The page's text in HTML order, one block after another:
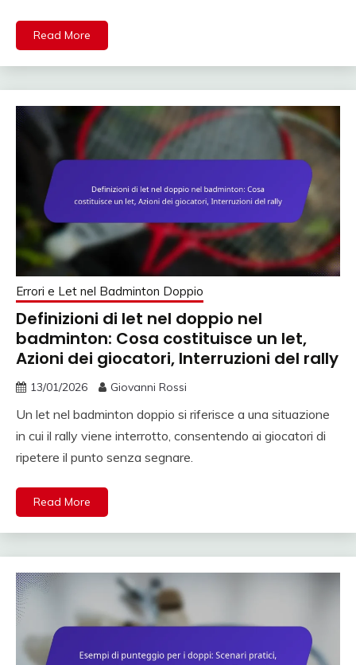
Read More
Errori e Let nel Badminton Doppio
Definizioni di let nel doppio nel
badminton: Cosa costituisce un let,
Azioni dei giocatori, Interruzioni del rally
13/01/2026 Giovanni Rossi
Un let nel badminton doppio si riferisce a una situazione
in cui il rally viene interrotto, consentendo ai giocatori di
ripetere il punto senza segnare.
Read More